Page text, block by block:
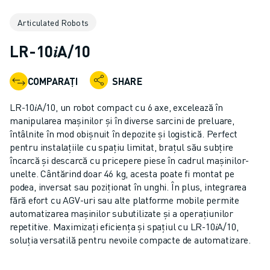
GAMA ROBOȚI
ACCESORII ROBOȚI
SOFWARE ROBOȚI
SOFTWARE DE SIMULARE
PRODUSE DE ROBOTICĂ EDUCAȚIONALĂ
AUTOMATIZAREA ROBOTICĂ
ROBOȚI SUDARE CU ARC ELECTRIC
ROBOȚI ARTICULAȚI
SERIA ARC MATE
SERIA M-900
ROBOȚI DELTA
ROBOȚI INDUSTRIE ALIMENTARĂ ȘI CLEANROOM
ROBOȚI VOPSIRE
ROBOȚI PALETIZARE
Articulated Robots
LR-10𝑖A/10
COMPARAȚI SHARE
LR-10𝑖A/10, un robot compact cu 6 axe, excelează în
manipularea mașinilor și în diverse sarcini de preluare,
întâlnite în mod obișnuit în depozite și logistică. Perfect
pentru instalațiile cu spațiu limitat, brațul său subțire
încarcă și descarcă cu pricepere piese în cadrul mașinilor-
unelte. Cântărind doar 46 kg, acesta poate fi montat pe
podea, inversat sau poziționat în unghi. În plus, integrarea
fără efort cu AGV-uri sau alte platforme mobile permite
automatizarea mașinilor subutilizate și a operațiunilor
repetitive. Maximizați eficiența și spațiul cu LR-10𝑖A/10,
soluția versatilă pentru nevoile compacte de automatizare.